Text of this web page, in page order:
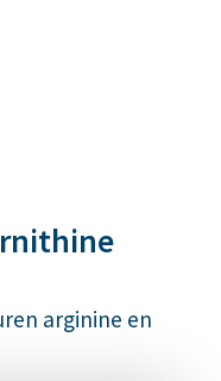
arginine en